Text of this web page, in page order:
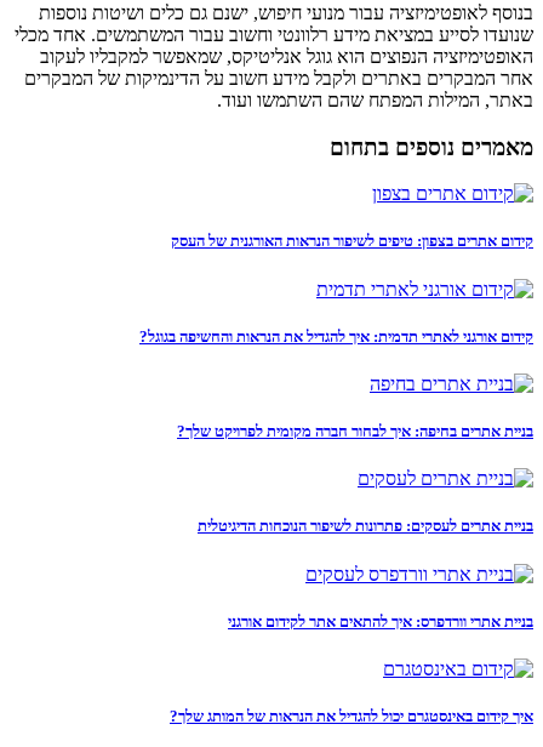
בנוסף לאופטימיזציה עבור מנועי חיפוש, ישנם גם כלים ושיטות נוספות
שנועדו לסייע במציאת מידע רלוונטי וחשוב עבור המשתמשים. אחד מכלי
האופטימיזציה הנפוצים הוא גוגל אנליטיקס, שמאפשר למקבליו לעקוב
אחר המבקרים באתרים ולקבל מידע חשוב על הדינמיקות של המבקרים
באתר, המילות המפתח שהם השתמשו ועוד.
מאמרים נוספים בתחום
קידום אתרים בצפון: טיפים לשיפור הנראות האורגנית של העסק
קידום אורגני לאתרי תדמית: איך להגדיל את הנראות והחשיפה בגוגל?
בניית אתרים בחיפה: איך לבחור חברה מקומית לפרויקט שלך?
בניית אתרים לעסקים: פתרונות לשיפור הנוכחות הדיגיטלית
בניית אתרי וורדפרס: איך להתאים אתר לקידום אורגני
איך קידום באינסטגרם יכול להגדיל את הנראות של המותג שלך?